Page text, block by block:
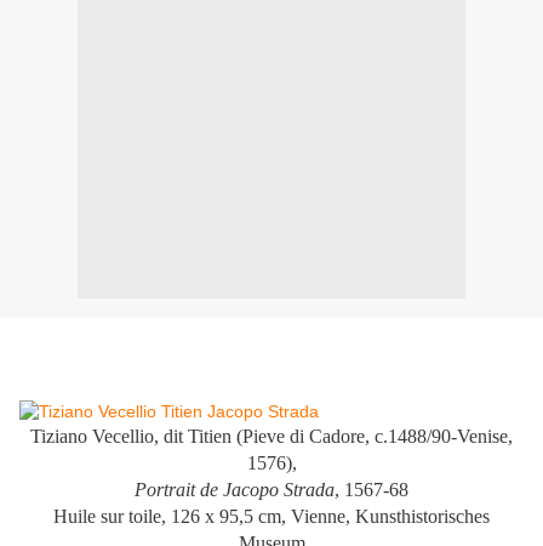
Tiziano Vecellio, dit Titien (Pieve di Cadore, c.1488/90-Venise,
1576),
Portrait de Jacopo Strada, 1567-68
Huile sur toile, 126 x 95,5 cm, Vienne, Kunsthistorisches